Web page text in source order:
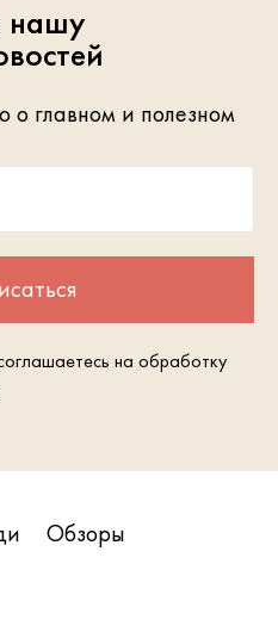
нашу
о главном и полезном
на обработку
Обзоры